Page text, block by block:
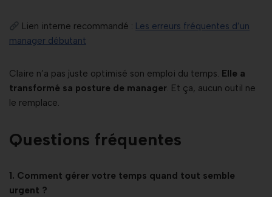
Lien interne recommandé : Les erreurs fréquentes d’un
manager débutant
Claire n’a pas juste optimisé son emploi du temps. Elle a
transformé sa posture de manager. Et ça, aucun outil ne
le remplace.
Questions fréquentes
1. Comment gérer votre temps quand tout semble
urgent ?